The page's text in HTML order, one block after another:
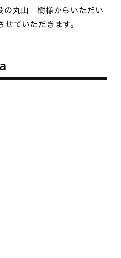
の丸山 樹様からいただい
ていただきます。